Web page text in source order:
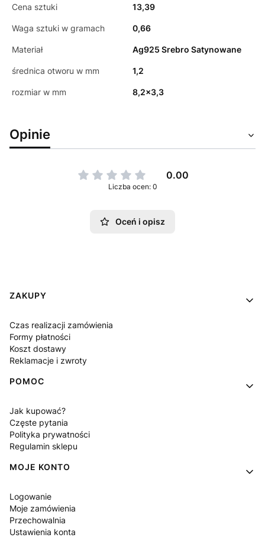
Cena sztuki 13,39
Waga sztuki w gramach 0,66
Materiał Ag925 Srebro Satynowane
średnica otworu w mm 1,2
rozmiar w mm 8,2x3,3
Opinie
0.00
Liczba ocen: 0
Oceń i opisz
Linki w stopce
ZAKUPY
Czas realizacji zamówienia
Formy płatności
Koszt dostawy
Reklamacje i zwroty
POMOC
Jak kupować?
Częste pytania
Polityka prywatności
Regulamin sklepu
MOJE KONTO
Logowanie
Moje zamówienia
Przechowalnia
Ustawienia konta